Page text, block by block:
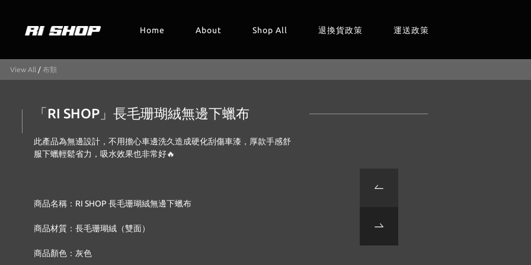
Home About Shop All 退換貨政策 運送政策
View All / 布類
「RI SHOP」長毛珊瑚絨無邊下蠟布
此產品為無邊設計，不用擔心車邊洗久造成硬化刮傷車漆，厚款手感舒
服下蠟輕鬆省力，吸水效果也非常好🔥
商品名稱：RI SHOP 長毛珊瑚絨無邊下蠟布
商品材質：長毛珊瑚絨（雙面）
商品顏色：灰色